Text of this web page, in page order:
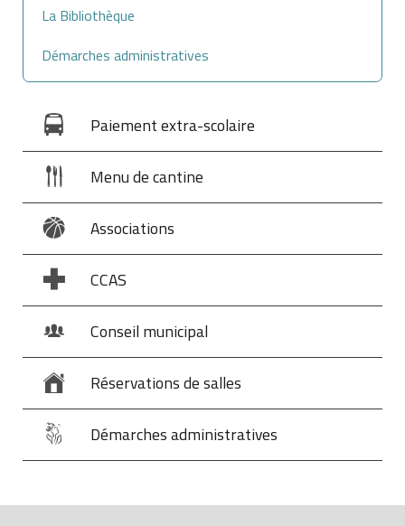
La Bibliothèque
Démarches administratives
Paiement extra-scolaire
Menu de cantine
Associations
CCAS
Conseil municipal
Réservations de salles
Démarches administratives